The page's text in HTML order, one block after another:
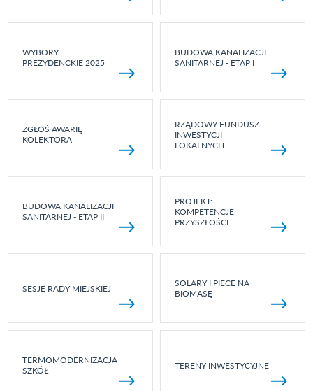
WYBORY
PREZYDENCKIE 2025
BUDOWA KANALIZACJI
SANITARNEJ - ETAP I
ZGŁOŚ AWARIĘ
KOLEKTORA
RZĄDOWY FUNDUSZ
INWESTYCJI
LOKALNYCH
BUDOWA KANALIZACJI
SANITARNEJ - ETAP II
PROJEKT:
KOMPETENCJE
PRZYSZŁOŚCI
SESJE RADY MIEJSKIEJ
SOLARY I PIECE NA
BIOMASĘ
TERMOMODERNIZACJA
SZKÓŁ
TERENY INWESTYCYJNE